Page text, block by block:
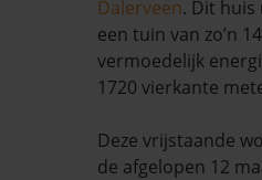
Dalerveen. Dit huis
een tuin van zo’n
vermoedelijk
1720 vierkante
Deze vrijstaande
de afgelopen 12